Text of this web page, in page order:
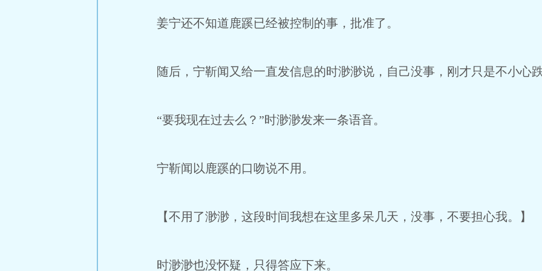
姜宁还不知道鹿蹊已经被控制的事，批准了。
随后，宁靳闻又给一直发信息的时渺渺说，自己没事，刚才只是不小心跌
“要我现在过去么？”时渺渺发来一条语音。
宁靳闻以鹿蹊的口吻说不用。
【不用了渺渺，这段时间我想在这里多呆几天，没事，不要担心我。】
时渺渺也没怀疑，只得答应下来。